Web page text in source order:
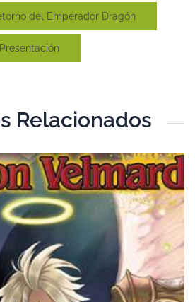
del Emperador Dragón
Presentación
Relacionados